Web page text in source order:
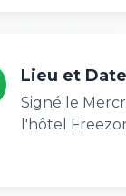
Lieu et Date
Signé le
l'hôtel